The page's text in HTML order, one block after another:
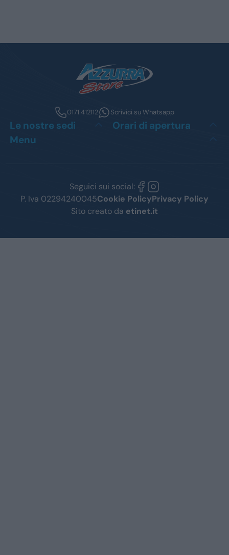
0171 412112 Scrivici su Whatsapp
Le nostre sedi
Orari di apertura
Menu
Seguici sui social:
P. Iva 02294240045Cookie PolicyPrivacy Policy
Sito creato da etinet.it